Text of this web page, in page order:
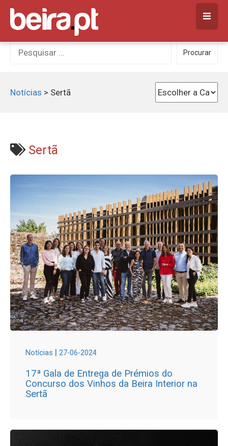
Skip
content
Procurar
por:
Procurar
Notícias > Sertã
Sertã
Notícias | 27-06-2024
17ª Gala de Entrega de Prémios do
Concurso dos Vinhos da Beira Interior na
Sertã